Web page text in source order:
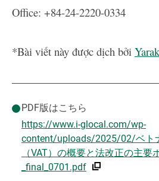
Office: +84-24-2220-0334
*Bài viết này được dịch bởi
PDF版はこちら
https://www.i-glocal.com/wp-
content/uploads/2025/02/ベト
（VAT）の概要と法改正の主要
_final_0701.pdf